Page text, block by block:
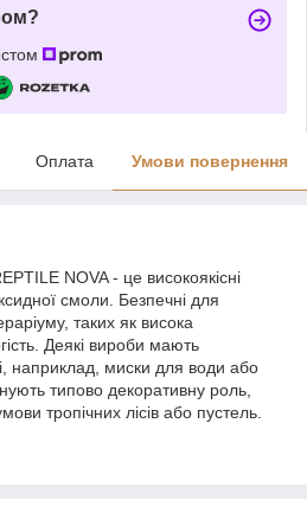
Оплата Умови повернення
NOVA - це високоякісні
смоли. Безпечні для
таких як висока
Деякі вироби мають
наприклад, миски для води або
типово декоративну роль,
тропічних лісів або пустель.